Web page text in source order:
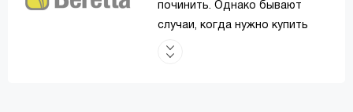
починить. Однако бывают
случаи, когда нужно купить
плату на газовый котел Beretta